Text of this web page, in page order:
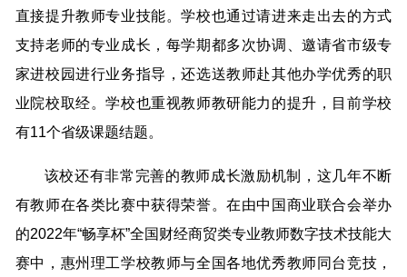
直接提升教师专业技能。学校也通过请进来走出去的方式
支持老师的专业成长，每学期都多次协调、邀请省市级专
家进校园进行业务指导，还选送教师赴其他办学优秀的职
业院校取经。学校也重视教师教研能力的提升，目前学校
有11个省级课题结题。
该校还有非常完善的教师成长激励机制，这几年不断
有教师在各类比赛中获得荣誉。在由中国商业联合会举办
的2022年“畅享杯”全国财经商贸类专业教师数字技术技能大
赛中，惠州理工学校教师与全国各地优秀教师同台竞技，